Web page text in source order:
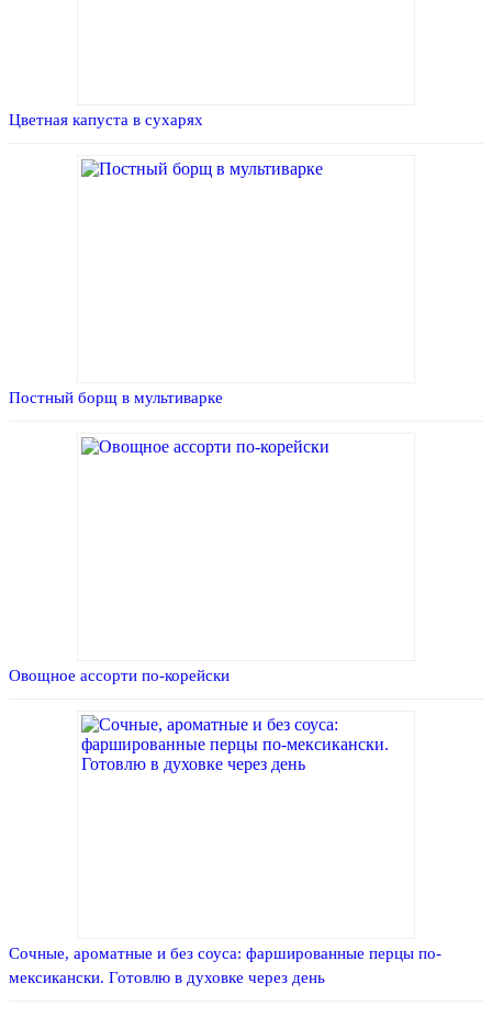
Цветная капуста в сухарях
Постный борщ в мультиварке
Овощное ассорти по-корейски
Сочные, ароматные и без соуса: фаршированные перцы по-
мексикански. Готовлю в духовке через день